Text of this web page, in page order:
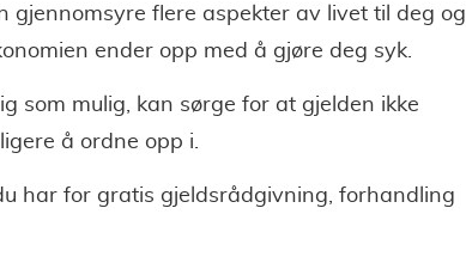
gjennomsyre flere aspekter av livet til deg og
ender opp med å gjøre deg syk.
som mulig, kan sørge for at gjelden ikke
å ordne opp i.
har for gratis gjeldsrådgivning, forhandling